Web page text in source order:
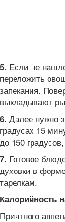
5. Если не
переложить
запекания.
выкладывают
6. Далее нужно
градусах 15
до 150
7. Готовое
духовки в
тарелкам.
Калорийность
Приятного